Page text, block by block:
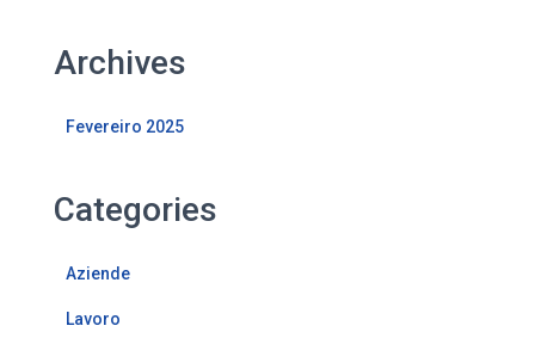
Archives
Fevereiro 2025
Categories
Aziende
Lavoro